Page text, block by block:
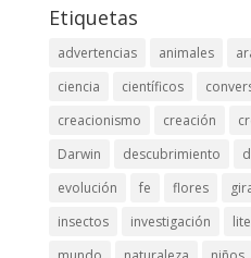
Etiquetas
advertencias animales
ciencia
científicos
creacionismo
creación
Darwin
descubrimiento
evolución
fe flores
insectos
investigación